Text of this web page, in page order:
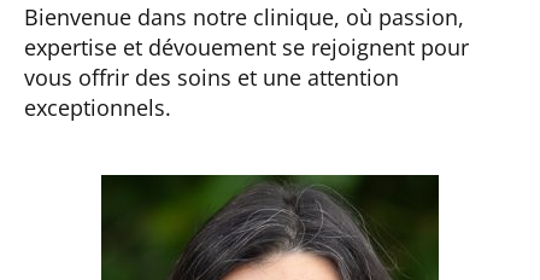
Bienvenue dans notre clinique, où passion,
expertise et dévouement se rejoignent pour
vous offrir des soins et une attention
exceptionnels.